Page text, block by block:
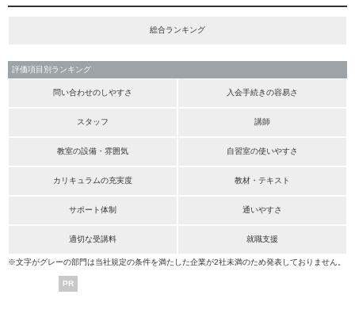
総合ランキング
評価項目別ランキング
問い合わせのしやすさ 入会手続きの容易さ
スタッフ 講師
教室の設備・雰囲気 自習室の使いやすさ
カリキュラムの充実度 教材・テキスト
サポート体制 通いやすさ
適切な受講料 就職支援
※文字がグレーの部門は当社規定の条件を満たした企業が2社未満のため発表しておりません。
PR